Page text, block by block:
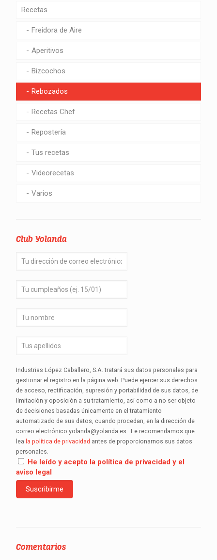
Recetas
Freidora de Aire
Aperitivos
Bizcochos
Rebozados
Recetas Chef
Repostería
Tus recetas
Videorecetas
Varios
Club Yolanda
Industrias López Caballero, S.A. tratará sus datos personales para
gestionar el registro en la página web. Puede ejercer sus derechos
de acceso, rectificación, supresión y portabilidad de sus datos, de
limitación y oposición a su tratamiento, así como a no ser objeto
de decisiones basadas únicamente en el tratamiento
automatizado de sus datos, cuando procedan, en la dirección de
correo electrónico yolanda@yolanda.es . Le recomendamos que
lea la política de privacidad antes de proporcionarnos sus datos
personales.
He leído y acepto la política de privacidad y el
aviso legal
Comentarios